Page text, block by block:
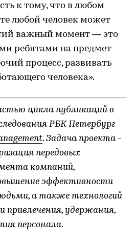
к тому, что в любом
любой человек может
важный момент — это
ребятами на предмет
процесс, развивать
человека».
цикла публикаций в
РБК Петербург
. Задача проекта -
передовых
компаний,
эффективности
а также технологий
привлечения, удержания,
персонала.